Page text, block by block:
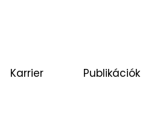
Karrier Publikációk